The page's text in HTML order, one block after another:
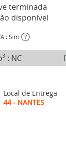
terminada
disponível
: Sim ?
3 : NC
Local de Entrega
44 - NANTES